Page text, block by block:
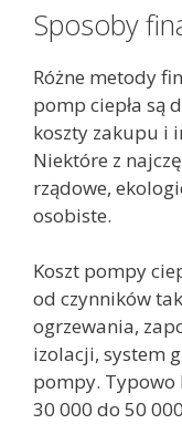
Sposoby
Różne metody
pomp ciepła są
koszty zakupu i
Niektóre z
rządowe,
osobiste.
Koszt pompy
od czynników
ogrzewania,
izolacji, system
pompy. Typowo
30 000 do 50